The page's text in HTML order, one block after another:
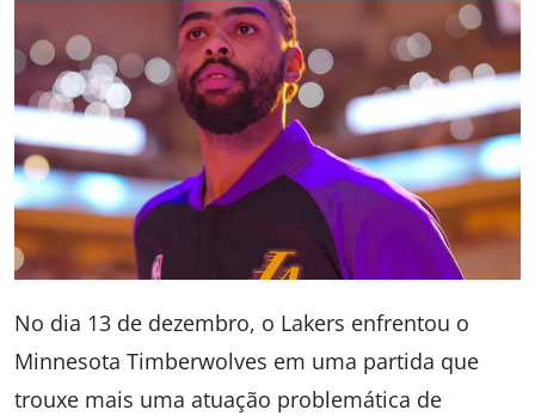
No dia 13 de dezembro, o Lakers enfrentou o
Minnesota Timberwolves em uma partida que
trouxe mais uma atuação problemática de